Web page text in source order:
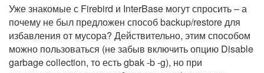
Уже знакомые с Firebird и InterBase могут спросить – а
почему не был предложен способ backup/restore для
избавления от мусора? Действительно, этим способом
можно пользоваться (не забыв включить опцию Disable
garbage collection, то есть gbak -b -g), но при